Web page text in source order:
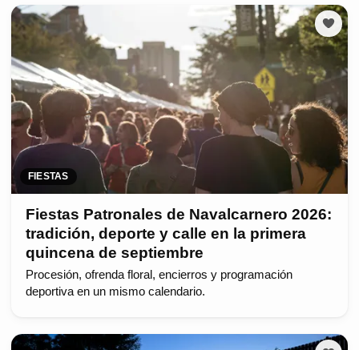
FIESTAS
Fiestas Patronales de Navalcarnero 2026:
tradición, deporte y calle en la primera
quincena de septiembre
Procesión, ofrenda floral, encierros y programación
deportiva en un mismo calendario.